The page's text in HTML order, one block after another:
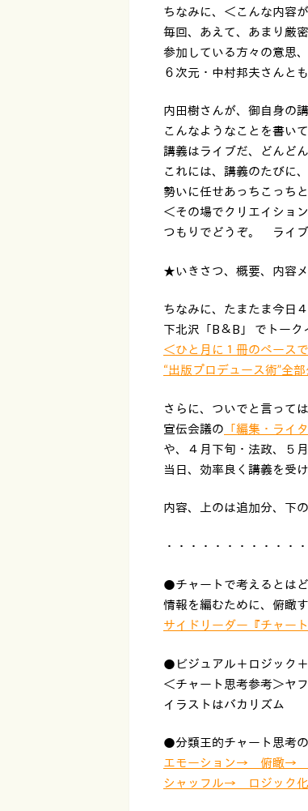
ちなみに、＜こんな内容
毎回、あえて、あまり厳
参加している方々の意思
６次元・中村邦夫さんと
内田樹さんが、御自身の
こんなようなことを書い
講義はライブだ、どんど
これには、講義のたびに、
勢いに任せあっちこっち
＜その場でクリエイショ
つもりでどうぞ。 ライ
★いきさつ、概要、内
ちなみに、たまたま今日
下北沢「B＆B」 でトーク
＜ひと月に１冊のペース
“出版プロデュース術”全
さらに、ついでと言って
宣伝会議の 「編集・ライ
や、４月下旬・法政、５
当日、効率良く講義を受
内容、上のは追加分、下
・・・・・・・・・・・
●チャートで考えるとは
情報を編むために、俯瞰
サイドリーダー『チャー
●ビジュアル＋ロジック
＜チャート思考参考＞ヤ
イラストはバカリズム
●分類王的チャート思考
エモーション→ 俯瞰
シャッフル→ ロジッ